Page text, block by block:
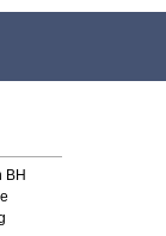
BH